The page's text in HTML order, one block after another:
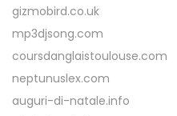
gizmobird.co.uk
mp3djsong.com
coursdanglaistoulouse.com
neptunuslex.com
auguri-di-natale.info